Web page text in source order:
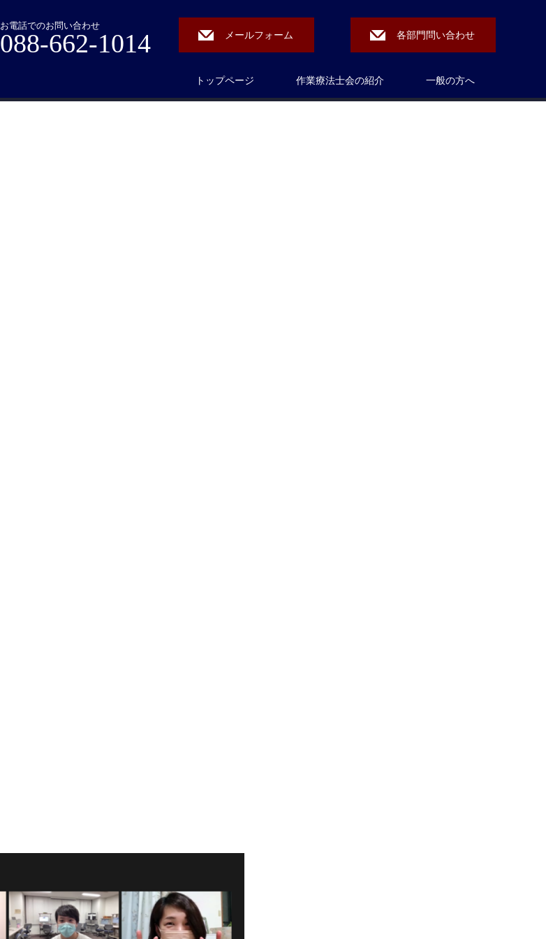
お電話でのお問い合わせ
088-662-1014 メールフォーム 各部門問い合わせ
トップページ 作業療法士会の紹介 一般の方へ